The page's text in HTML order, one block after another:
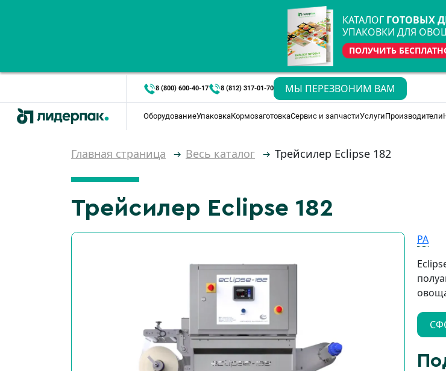
КАТАЛОГ ГОТОВЫХ
УПАКОВКИ ДЛЯ
ПОЛУЧИТЬ
8 (800) 600-40-17 8 (812) 317-01-70 МЫ ПЕРЕЗВОНИМ ВАМ
ОборудованиеУпаковкаКормозаготовкаСервис и запчастиУслугиПроизводители
Главная страница Весь каталог Трейсилер Eclipse 182
Трейсилер Eclipse 182
PA